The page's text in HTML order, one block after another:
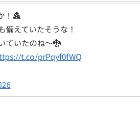
！🏯
備えていたそうな！
ていたのね〜🐉
t.co/prPqyf0fWQ